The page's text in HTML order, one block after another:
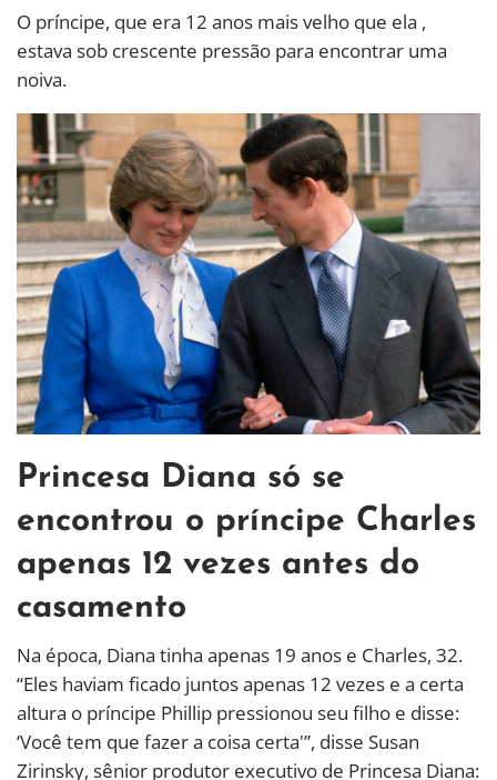
O príncipe, que era 12 anos mais velho que ela ,
estava sob crescente pressão para encontrar uma
noiva.
Princesa Diana só se
encontrou o príncipe Charles
apenas 12 vezes antes do
casamento
Na época, Diana tinha apenas 19 anos e Charles, 32.
“Eles haviam ficado juntos apenas 12 vezes e a certa
altura o príncipe Phillip pressionou seu filho e disse:
‘Você tem que fazer a coisa certa'”, disse Susan
Zirinsky, sênior produtor executivo de Princesa Diana: